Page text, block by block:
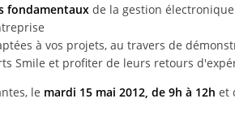
fondamentaux de la gestion
à vos projets, au travers de
Smile et profiter de leurs retours
le mardi 15 mai 2012, de 9h à 12h et